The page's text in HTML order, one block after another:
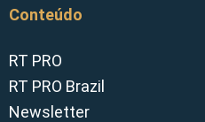
Conteúdo
RT PRO
RT PRO Brazil
Newsletter